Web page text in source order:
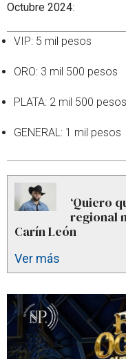
Octubre 2024:
VIP: 5 mil pesos
ORO: 3 mil 500 pesos
PLATA: 2 mil 500 pesos
GENERAL: 1 mil pesos
‘Quiero
regional
Carín León
Ver más